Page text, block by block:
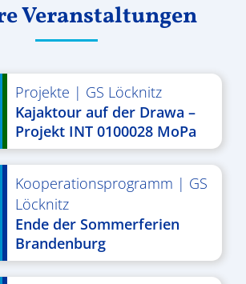
Veranstaltungen
Projekte | GS Löcknitz
Kajaktour auf der Drawa –
Projekt INT 0100028 MoPa
Kooperationsprogramm | GS
Löcknitz
Ende der Sommerferien
Brandenburg